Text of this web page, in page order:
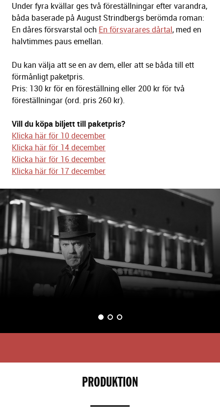
Under fyra kvällar ges två föreställningar efter varandra,
båda baserade på August Strindbergs berömda roman:
En dåres försvarstal och En försvarares dårtal, med en
halvtimmes paus emellan.
Du kan välja att se en av dem, eller att se båda till ett
förmånligt paketpris.
Pris: 130 kr för en föreställning eller 200 kr för två
föreställningar (ord. pris 260 kr).
Vill du köpa biljett till paketpris?
Klicka här för 10 december
Klicka här för 14 december
Klicka här för 16 december
Klicka här för 17 december
B
i
d
s
p
BILD 1
BILD 2BILD 3
PRODUKTION